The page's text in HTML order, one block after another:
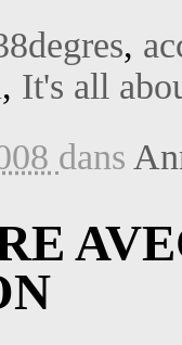
,
, It's all
dans